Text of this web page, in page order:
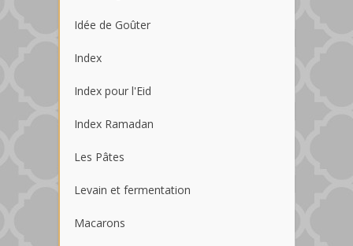
Idée de Goûter
Index
Index pour l'Eid
Index Ramadan
Les Pâtes
Levain et fermentation
Macarons